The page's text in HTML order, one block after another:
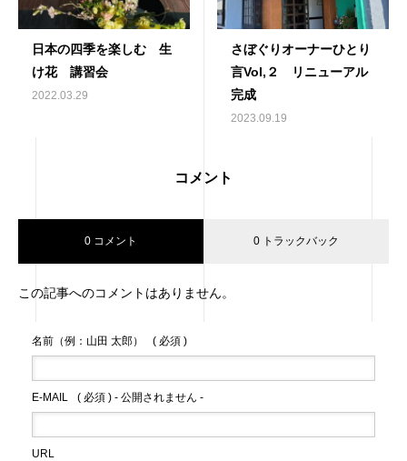
日本の四季を楽しむ 生
け花 講習会
2022.03.29
さぼぐりオーナーひとり
言Vol,２ リニューアル
完成
2023.09.19
コメント
0 コメント 0 トラックバック
この記事へのコメントはありません。
名前（例：山田 太郎） ( 必須 )
E-MAIL ( 必須 ) - 公開されません -
URL